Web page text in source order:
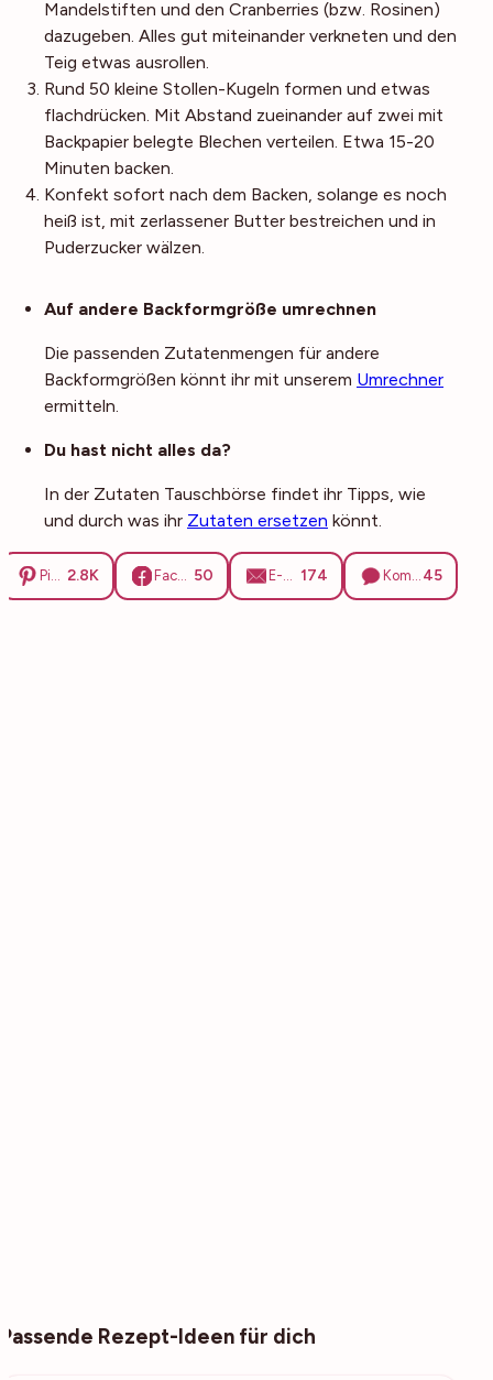
Mandelstiften und den Cranberries (bzw. Rosinen)
dazugeben. Alles gut miteinander verkneten und den
Teig etwas ausrollen.
Rund 50 kleine Stollen-Kugeln formen und etwas
flachdrücken. Mit Abstand zueinander auf zwei mit
Backpapier belegte Blechen verteilen. Etwa 15-20
Minuten backen.
Konfekt sofort nach dem Backen, solange es noch
heiß ist, mit zerlassener Butter bestreichen und in
Puderzucker wälzen.
Auf andere Backformgröße umrechnen
Die passenden Zutatenmengen für andere
Backformgrößen könnt ihr mit unserem Umrechner
ermitteln.
Du hast nicht alles da?
In der Zutaten Tauschbörse findet ihr Tipps, wie
und durch was ihr Zutaten ersetzen könnt.
Noch mehr Tipps
2.8K 50 174 45
Passende Rezept-Ideen für dich